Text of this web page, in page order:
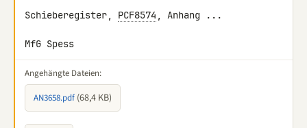
Schieberegister, PCF8574 , Anhang ...
MfG Spess
Angehängte Dateien:
AN3658.pdf (68,4 KB)